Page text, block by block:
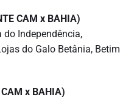
CAM x BAHIA)
Independência,
do Galo Betânia, Betim
x BAHIA)